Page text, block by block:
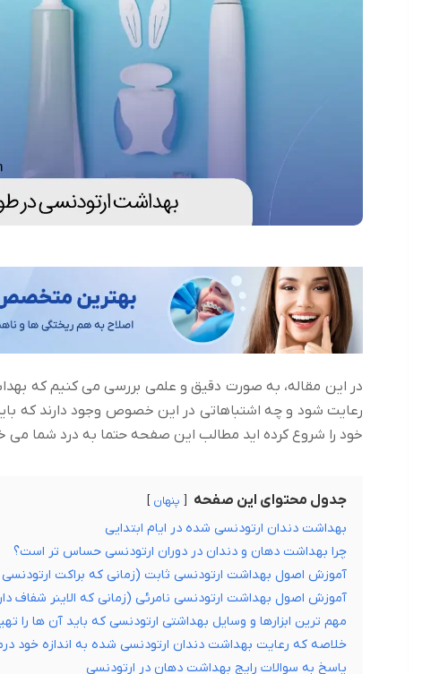
در این مقاله، به صورت دقیق و علمی بررسی می کنیم که
رعایت شود و چه اشتباهاتی در این خصوص وجود دارند که
خود را شروع کرده اید مطالب این صفحه حتما به درد شما می
جدول محتوای این صفحه پنهان
بهداشت دندان ارتودنسی شده در ایام ابتدایی
چرا بهداشت دهان و دندان در دوران ارتودنسی حساس تر است؟
آموزش اصول بهداشت ارتودنسی ثابت (زمانی که براکت ارتودنسی
آموزش اصول بهداشت ارتودنسی نامرئی (زمانی که الاینر شفاف
مهم ترین ابزارها و وسایل بهداشتی ارتودنسی که باید آن ها را
خلاصه که رعایت بهداشت دندان ارتودنسی شده به اندازه خود
پاسخ به سوالات رایج بهداشت دهان در ارتودنسی